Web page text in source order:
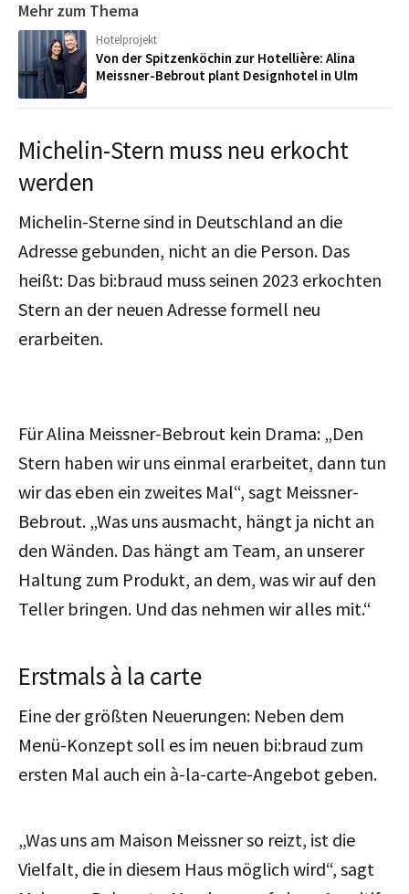
Mehr zum Thema
Hotelprojekt
Von der Spitzenköchin zur Hotellière: Alina
Meissner-Bebrout plant Designhotel in Ulm
Michelin-Stern muss neu erkocht
werden
Michelin-Sterne sind in Deutschland an die
Adresse gebunden, nicht an die Person. Das
heißt: Das bi:braud muss seinen 2023 erkochten
Stern an der neuen Adresse formell neu
erarbeiten.
Für Alina Meissner-Bebrout kein Drama: „Den
Stern haben wir uns einmal erarbeitet, dann tun
wir das eben ein zweites Mal“, sagt Meissner-
Bebrout. „Was uns ausmacht, hängt ja nicht an
den Wänden. Das hängt am Team, an unserer
Haltung zum Produkt, an dem, was wir auf den
Teller bringen. Und das nehmen wir alles mit.“
Erstmals à la carte
Eine der größten Neuerungen: Neben dem
Menü-Konzept soll es im neuen bi:braud zum
ersten Mal auch ein à-la-carte-Angebot geben.
„Was uns am Maison Meissner so reizt, ist die
Vielfalt, die in diesem Haus möglich wird“, sagt